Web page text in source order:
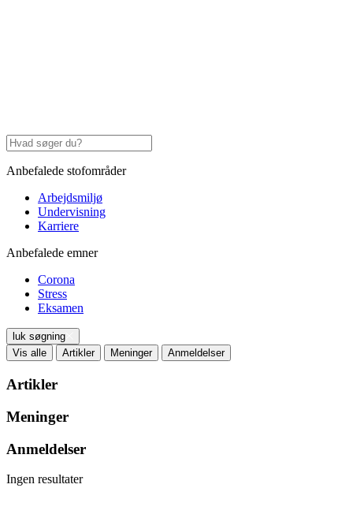
Anbefalede stofområder
Arbejdsmiljø
Undervisning
Karriere
Anbefalede emner
Corona
Stress
Eksamen
luk søgning
Vis alle
Artikler Meninger Anmeldelser
Artikler
Meninger
Anmeldelser
Ingen resultater